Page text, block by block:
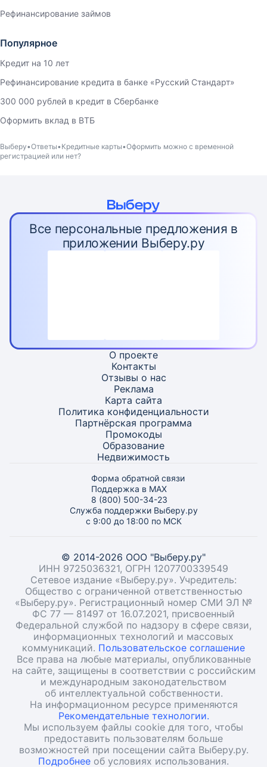
Рефинансирование займов
Популярное
Кредит на 10 лет
Рефинансирование кредита в банке «Русский Стандарт»
300 000 рублей в кредит в Сбербанке
Оформить вклад в ВТБ
Выберу Ответы Кредитные карты Оформить можно с временной
регистрацией или нет?
Все персональные предложения в
приложении Выберу.ру
О проекте
Контакты
Отзывы о нас
Реклама
Карта сайта
Политика конфиденциальности
Партнёрская программа
Промокоды
Образование
Недвижимость
Форма обратной связи
Поддержка в MAX
8 (800) 500-34-23
Служба поддержки Выберу.ру
с 9:00 до 18:00 по МСК
© 2014-2026 ООО "Выберу.ру"
ИНН 9725036321, ОГРН 1207700339549
Сетевое издание «Выберу.ру». Учредитель:
Общество с ограниченной ответственностью
«Выберу.ру». Регистрационный номер СМИ ЭЛ №
ФС 77 — 81497 от 16.07.2021, присвоенный
Федеральной службой по надзору в сфере связи,
информационных технологий и массовых
коммуникаций. Пользовательское соглашение
Все права на любые материалы, опубликованные
на сайте, защищены в соответствии с российским
и международным законодательством
об интеллектуальной собственности.
На информационном ресурсе применяются
Рекомендательные технологии.
Мы используем файлы cookie для того, чтобы
предоставить пользователям больше
возможностей при посещении сайта Выберу.ру.
Подробнее об условиях использования.